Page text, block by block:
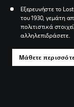
Εξερευνήστε το
του 1930, γεμάτη
πολιτιστικά
αλληλεπιδράσετε.
Μάθετε